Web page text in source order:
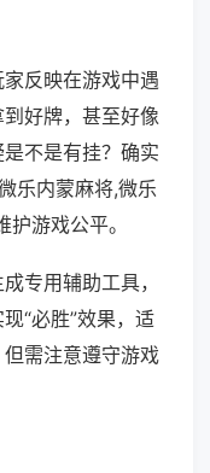
反映在游戏中遇
好牌，甚至好像
不是有挂？确实
乐内蒙麻将,微乐
游戏公平。
专用辅助工具，
“必胜”效果，适
需注意遵守游戏